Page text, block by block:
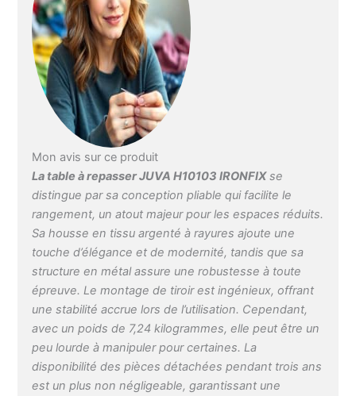
fabriqué en Allemagne –
Contenu de la livraison :
1 planche à repasser
encastrable IRONFIX
avec tiroir coulissant,
housse et kit de fixation
– JUVA powered by
Heimwerkertools Produit
la livraison : 1 planche à
repasser encastrable
IRONFIX avec tiroir
coulissant, housse et kit
de fixation – JUVA
powered by
Heimwerkertools Produit
de qualité fabriqué en
Allemagne – Contenu de
la livraison : 1 planche à
repasser encastrable
IRONFIX avec tiroir
coulissant, housse et kit
de fixation – JUVA
Mon avis sur ce produit
La table à repasser JUVA H10103 IRONFIXse
distingue par sa conception pliable qui facilite le
rangement, un atout majeur pour les espaces réduits.
Sa housse en tissu argenté à rayures ajoute une
touche d’élégance et de modernité, tandis que sa
structure en métal assure une robustesse à toute
épreuve. Le montage de tiroir est ingénieux, offrant
une stabilité accrue lors de l’utilisation. Cependant,
avec un poids de 7,24 kilogrammes, elle peut être un
peu lourde à manipuler pour certaines. La
disponibilité des pièces détachées pendant trois ans
est un plus non négligeable, garantissant une